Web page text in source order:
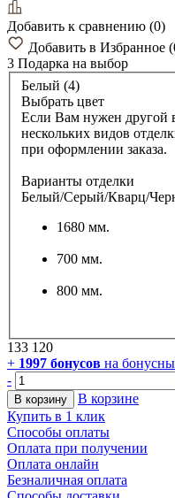
Добавить к сравнению (0)
Добавить в Избранное (
3 Подарка на выбор
Белый (4)
Выбрать цвет
Если Вам нужен другой
нескольких видов
при оформлении заказа.
Варианты отделки
Белый/Серый/Кварц/
1680 мм.
700 мм.
800 мм.
133 120
+ 1997 бонусов на
-
В корзину
В корзине
Купить в 1 клик
Способы оплаты
Оплата при получении
Оплата онлайн
Безналичная оплата